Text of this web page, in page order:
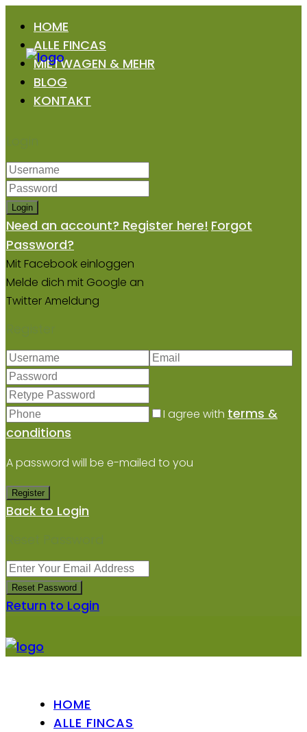
HOME
ALLE FINCAS
MIETWAGEN & MEHR
BLOG
KONTAKT
Login
Login
Need an account? Register here! Forgot
Password?
Mit Facebook einloggen
Melde dich mit Google an
Twitter Ameldung
Register
I agree with terms &
conditions
A password will be e-mailed to you
Register
Back to Login
Reset Password
Reset Password
Return to Login
HOME
ALLE FINCAS